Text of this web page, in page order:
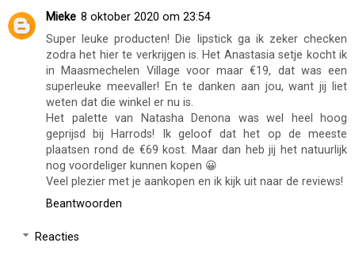
Mieke 8 oktober 2020 om 23:54
Super leuke producten! Die lipstick ga ik zeker checken
zodra het hier te verkrijgen is. Het Anastasia setje kocht ik
in Maasmechelen Village voor maar €19, dat was een
superleuke meevaller! En te danken aan jou, want jij liet
weten dat die winkel er nu is.
Het palette van Natasha Denona was wel heel hoog
geprijsd bij Harrods! Ik geloof dat het op de meeste
plaatsen rond de €69 kost. Maar dan heb jij het natuurlijk
nog voordeliger kunnen kopen 😀
Veel plezier met je aankopen en ik kijk uit naar de reviews!
Beantwoorden
Reacties